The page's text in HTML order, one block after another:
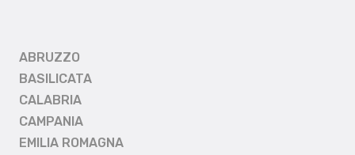
ABRUZZO
BASILICATA
CALABRIA
CAMPANIA
EMILIA ROMAGNA